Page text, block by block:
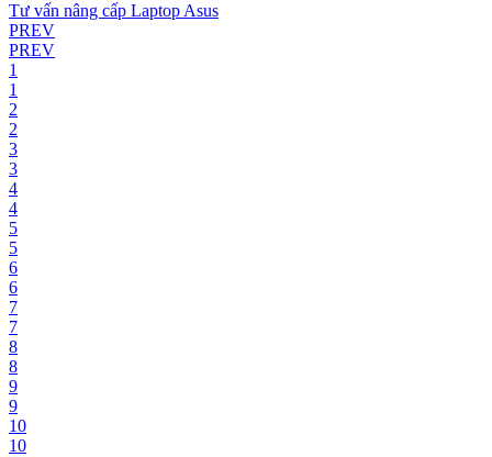
Tư vấn nâng cấp Laptop Asus
PREV
PREV
1
1
2
2
3
3
4
4
5
5
6
6
7
7
8
8
9
9
10
10